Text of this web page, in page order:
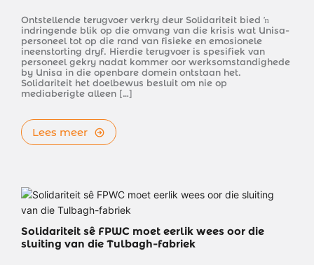
Ontstellende terugvoer verkry deur Solidariteit bied ŉ
indringende blik op die omvang van die krisis wat Unisa-
personeel tot op die rand van fisieke en emosionele
ineenstorting dryf. Hierdie terugvoer is spesifiek van
personeel gekry nadat kommer oor werksomstandighede
by Unisa in die openbare domein ontstaan het.
Solidariteit het doelbewus besluit om nie op
mediaberigte alleen […]
Lees meer
Solidariteit sê FPWC moet eerlik wees oor die
sluiting van die Tulbagh-fabriek